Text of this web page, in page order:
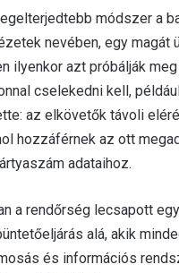
módszer a
nevében, egy
ilyenkor azt próbálják
cselekedni kell,
az elkövetők távoli
hozzáférnek az ott
adataihoz.
a rendőrség lecsapott
alá, akik
és információs